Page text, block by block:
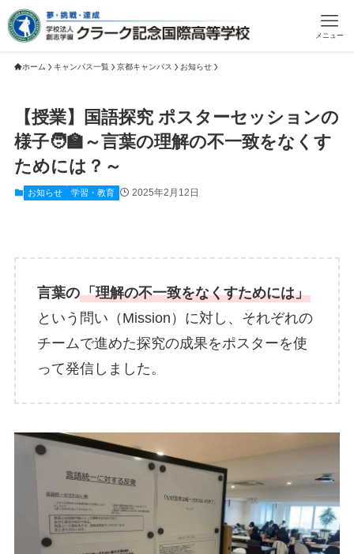
メニュー
ホーム キャンパス一覧 京都キャンパス お知らせ
【授業】国語探究 ポスターセッションの
様子🧑‍🏫～言葉の理解の不一致をなくす
ためには？～
お知らせ 学習・教育 2025年2月12日
言葉の「理解の不一致をなくすためには」
という問い（Mission）に対し、それぞれの
チームで進めた探究の成果をポスターを使
って発信しました。